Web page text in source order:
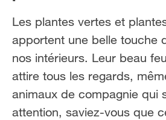
Les plantes vertes et
apportent une belle touche
nos intérieurs. Leur beau
attire tous les regards,
animaux de compagnie qui
attention, saviez-vous que